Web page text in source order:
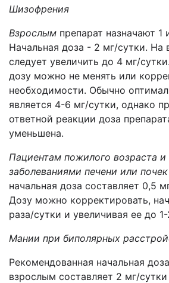
Шизофрения
Взрослым препарат назначают 1
Начальная доза - 2 мг/сутки. На
следует увеличить до 4 мг/
дозу можно не менять или
необходимости. Обычно
является 4-6 мг/сутки, однако
ответной реакции доза
уменьшена.
Пациентам пожилого возраста и
заболеваниями печени или почек
начальная доза составляет 0,5
Дозу можно корректировать,
раза/сутки и увеличивая ее до
Мании при биполярных
Рекомендованная начальная
взрослым составляет 2 мг/